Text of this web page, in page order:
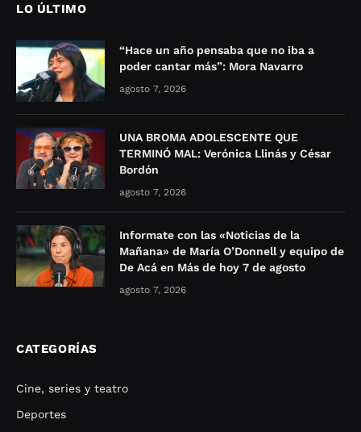
LO ÚLTIMO
“Hace un año pensaba que no iba a
poder cantar más”: Mora Navarro
agosto 7, 2026
UNA BROMA ADOLESCENTE QUE
TERMINÓ MAL: Verónica Llinás y César
Bordón
agosto 7, 2026
Informate con las «Noticias de la
Mañana» de María O’Donnell y equipo de
De Acá en Más de hoy 7 de agosto
agosto 7, 2026
CATEGORÍAS
Cine, series y teatro
Deportes